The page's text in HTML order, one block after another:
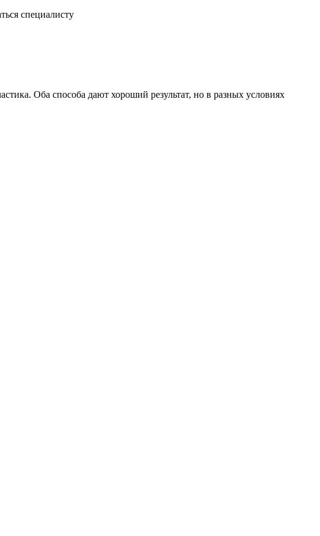
специалисту
Оба способа дают хороший результат, но в разных условиях